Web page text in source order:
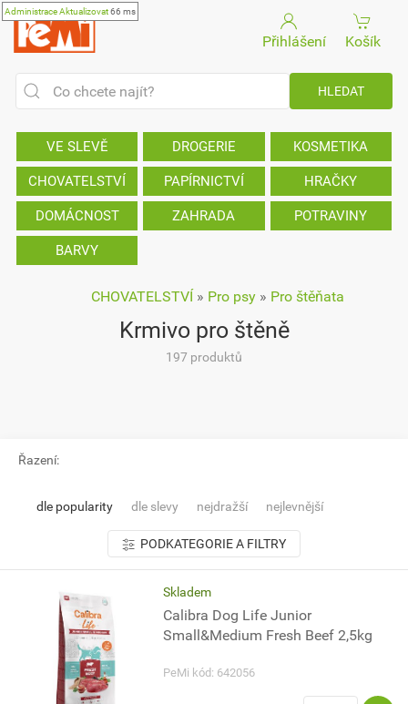
AdministraceAktualizovat66 ms
Přihlášení Košík
VE SLEVĚ DROGERIE KOSMETIKA
CHOVATELSTVÍ PAPÍRNICTVÍ HRAČKY
DOMÁCNOST ZAHRADA POTRAVINY
BARVY
CHOVATELSTVÍ » Pro psy » Pro štěňata
Krmivo pro štěně
197 produktů
Řazení:
dle popularity dle slevy nejdražší nejlevnější
PODKATEGORIE A FILTRY
Skladem
Calibra Dog Life Junior
Small&Medium Fresh Beef 2,5kg
PeMi kód: 642056